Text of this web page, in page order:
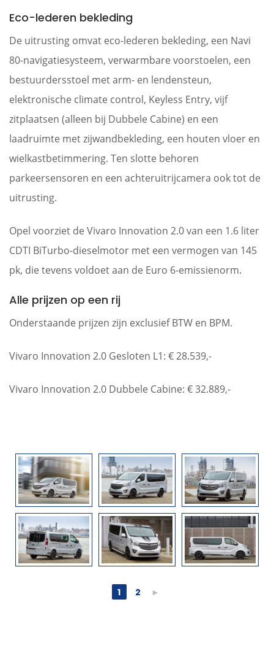
Eco-lederen bekleding
De uitrusting omvat eco-lederen bekleding, een Navi
80-navigatiesysteem, verwarmbare voorstoelen, een
bestuurdersstoel met arm- en lendensteun,
elektronische climate control, Keyless Entry, vijf
zitplaatsen (alleen bij Dubbele Cabine) en een
laadruimte met zijwandbekleding, een houten vloer en
wielkastbetimmering. Ten slotte behoren
parkeersensoren en een achteruitrijcamera ook tot de
uitrusting.
Opel voorziet de Vivaro Innovation 2.0 van een 1.6 liter
CDTI BiTurbo-dieselmotor met een vermogen van 145
pk, die tevens voldoet aan de Euro 6-emissienorm.
Alle prijzen op een rij
Onderstaande prijzen zijn exclusief BTW en BPM.
Vivaro Innovation 2.0 Gesloten L1: € 28.539,-
Vivaro Innovation 2.0 Dubbele Cabine: € 32.889,-
1 2 ►